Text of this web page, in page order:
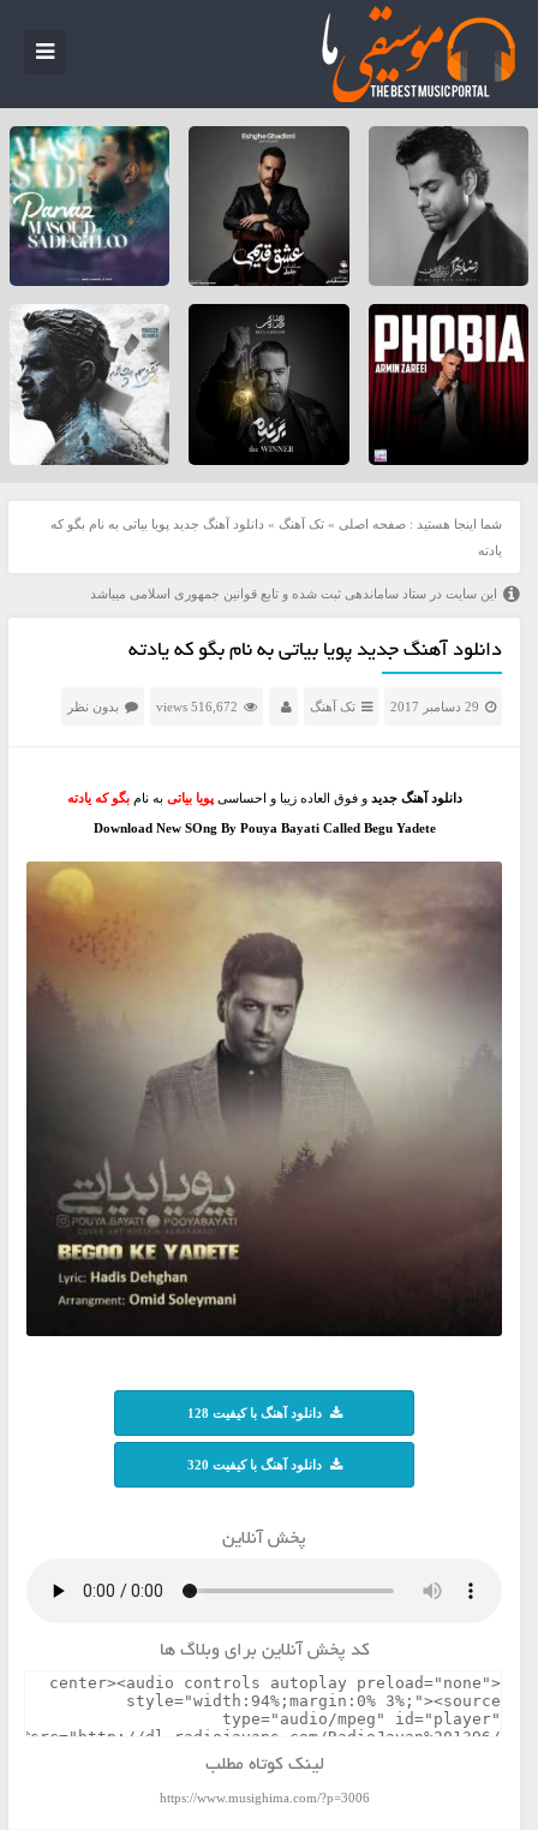
شما اینجا هستید : صفحه اصلی » تک آهنگ » دانلود آهنگ جدید پویا بیاتی به نام بگو که
یادته
این سایت در ستاد ساماندهی ثبت شده و تابع قوانین جمهوری اسلامی میباشد
دانلود آهنگ جدید پویا بیاتی به نام بگو که یادته
29 دسامبر 2017 تک آهنگ 516,672 views بدون نظر
دانلود آهنگ جدید و فوق العاده زیبا و احساسیپویا بیاتی به نام بگو که یادته
Download New SOng By Pouya Bayati Called Begu Yadete
دانلود آهنگ با کیفیت 128
دانلود آهنگ با کیفیت 320
پخش آنلاین
کد پخش آنلاین برای وبلاگ ها
لینک کوتاه مطلب
https://www.musighima.com/?p=3006